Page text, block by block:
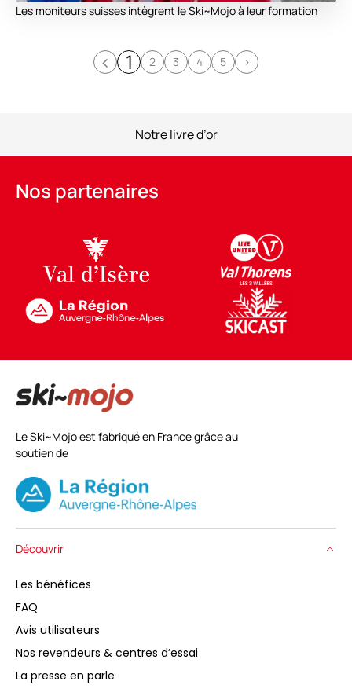
Notre livre d’or
Les moniteurs suisses intègrent le Ski~Mojo à leur formation
< 1 2 3 4 5 >
Nos partenaires
Le Ski~Mojo est fabriqué en France grâce au
soutien de
Découvrir
Les bénéfices
FAQ
Avis utilisateurs
Nos revendeurs & centres d’essai
La presse en parle